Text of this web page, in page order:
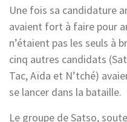
Une fois sa candidature
avaient fort à faire pour
n’étaient pas les seuls à
cinq autres candidats
Tac, Aïda et N’tché)
se lancer dans la bataille.
Le groupe de Satso,